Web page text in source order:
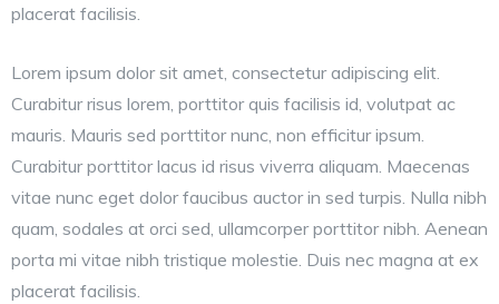
placerat facilisis.
Lorem ipsum dolor sit amet, consectetur adipiscing elit.
Curabitur risus lorem, porttitor quis facilisis id, volutpat ac
mauris. Mauris sed porttitor nunc, non efficitur ipsum.
Curabitur porttitor lacus id risus viverra aliquam. Maecenas
vitae nunc eget dolor faucibus auctor in sed turpis. Nulla nibh
quam, sodales at orci sed, ullamcorper porttitor nibh. Aenean
porta mi vitae nibh tristique molestie. Duis nec magna at ex
placerat facilisis.